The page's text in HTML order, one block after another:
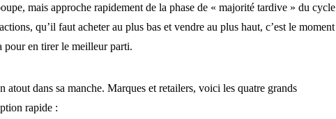
mais approche rapidement de la phase de « majorité tardive » du cycle
qu’il faut acheter au plus bas et vendre au plus haut, c’est le moment
pour en tirer le meilleur parti.
atout dans sa manche. Marques et retailers, voici les quatre grands
rapide :